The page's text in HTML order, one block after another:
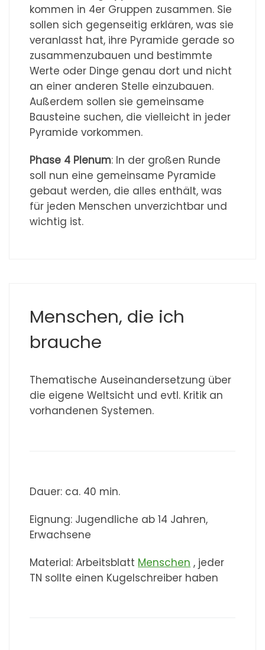
kommen in 4er Gruppen zusammen. Sie
sollen sich gegenseitig erklären, was sie
veranlasst hat, ihre Pyramide gerade so
zusammenzubauen und bestimmte
Werte oder Dinge genau dort und nicht
an einer anderen Stelle einzubauen.
Außerdem sollen sie gemeinsame
Bausteine suchen, die vielleicht in jeder
Pyramide vorkommen.
Phase 4 Plenum: In der großen Runde
soll nun eine gemeinsame Pyramide
gebaut werden, die alles enthält, was
für jeden Menschen unverzichtbar und
wichtig ist.
Menschen, die ich
brauche
Thematische Auseinandersetzung über
die eigene Weltsicht und evtl. Kritik an
vorhandenen Systemen.
Dauer: ca. 40 min.
Eignung: Jugendliche ab 14 Jahren,
Erwachsene
Material: Arbeitsblatt Menschen , jeder
TN sollte einen Kugelschreiber haben